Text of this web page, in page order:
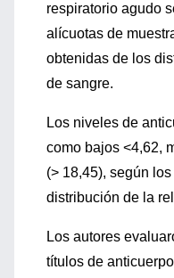
respiratorio agudo
alícuotas de
obtenidas de los
de sangre.
Los niveles de
como bajos <4,62,
(> 18,45), según
distribución de la
Los autores
títulos de